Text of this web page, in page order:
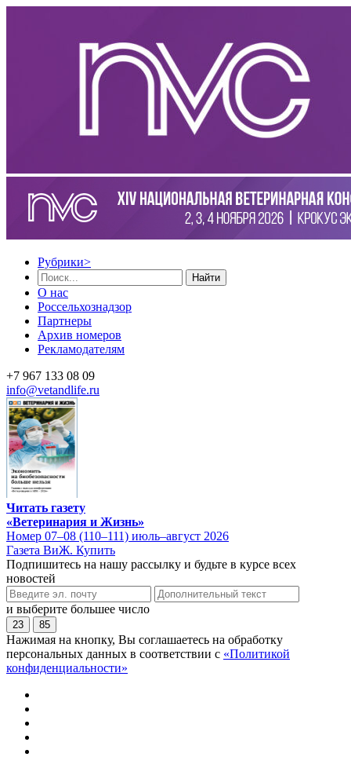
Рубрики>
Найти
О нас
Россельхознадзор
Партнеры
Архив номеров
Рекламодателям
+7 967 133 08 09
info@vetandlife.ru
Читать газету
«Ветеринария и Жизнь»
Номер 07–08 (110–111) июль–август 2026
Газета ВиЖ. Купить
Подпишитесь на нашу рассылку и будьте в курсе всех
новостей
и выберите большее число
23 85
Нажимая на кнопку, Вы соглашаетесь на обработку
персональных данных в соответствии с «Политикой
конфиденциальности»